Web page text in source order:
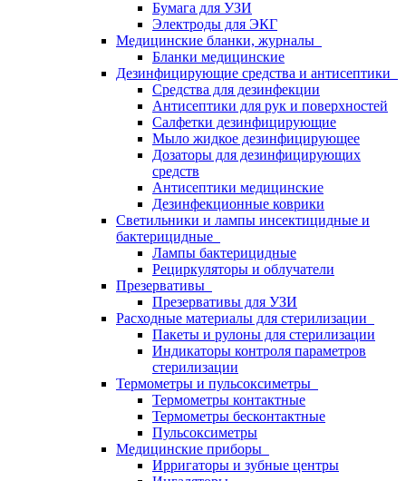
Бумага для УЗИ
Электроды для ЭКГ
Медицинские бланки, журналы
Бланки медицинские
Дезинфицирующие средства и антисептики
Средства для дезинфекции
Антисептики для рук и поверхностей
Салфетки дезинфицирующие
Мыло жидкое дезинфицирующее
Дозаторы для дезинфицирующих
средств
Антисептики медицинские
Дезинфекционные коврики
Светильники и лампы инсектицидные и
бактерицидные
Лампы бактерицидные
Рециркуляторы и облучатели
Презервативы
Презервативы для УЗИ
Расходные материалы для стерилизации
Пакеты и рулоны для стерилизации
Индикаторы контроля параметров
стерилизации
Термометры и пульсоксиметры
Термометры контактные
Термометры бесконтактные
Пульсоксиметры
Медицинские приборы
Ирригаторы и зубные центры